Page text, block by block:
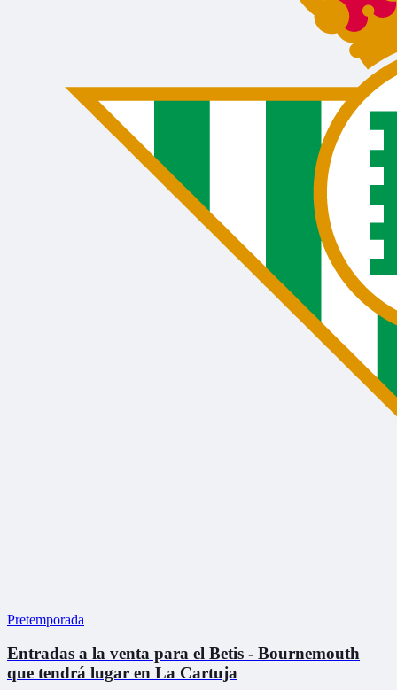
Pretemporada
Entradas a la venta para el Betis - Bournemouth
que tendrá lugar en La Cartuja